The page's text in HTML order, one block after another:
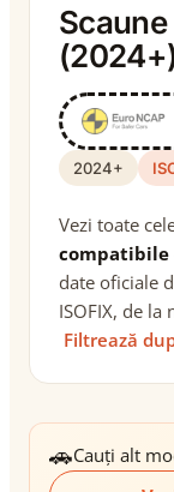
2024+
Vezi toate
compatibile
date oficiale
ISOFIX, de la
Filtrează
🚗Cauți alt